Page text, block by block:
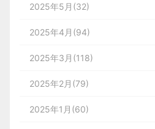
2025年5月(32)
2025年4月(94)
2025年3月(118)
2025年2月(79)
2025年1月(60)